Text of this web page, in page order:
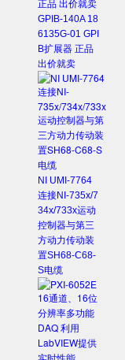
GPIB-140A 18
6135G-01 GPI
B扩展器 正品
出价就卖
NI UMI-7764
连接NI-735x/7
34x/733x运动
控制器与第三
方动力传动装
置SH68-C68-
S电缆